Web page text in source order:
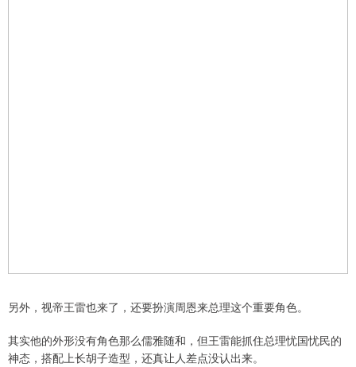
另外，视帝王雷也来了，还要扮演周恩来总理这个重要角色。
其实他的外形没有角色那么儒雅随和，但王雷能抓住总理忧国忧民的
神态，搭配上长胡子造型，还真让人差点没认出来。